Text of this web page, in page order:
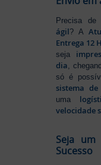
Precisa de
ágil? A
Entrega 12
seja
dia ,
só é
sistema
uma
velocidade
Seja um
Sucesso